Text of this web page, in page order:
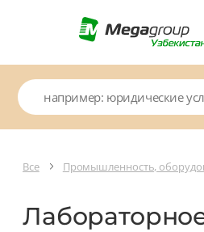
Все Промышленность,